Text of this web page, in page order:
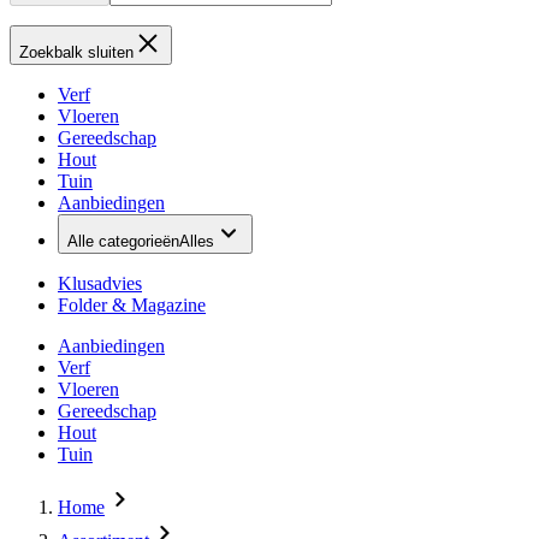
Zoekbalk sluiten
Verf
Vloeren
Gereedschap
Hout
Tuin
Aanbiedingen
Alle categorieënAlles
Klusadvies
Folder & Magazine
Aanbiedingen
Verf
Vloeren
Gereedschap
Hout
Tuin
Home